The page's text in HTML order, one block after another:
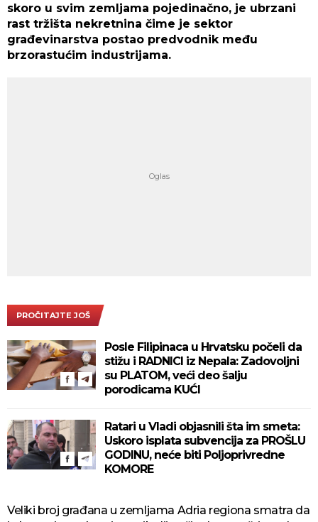
skoro u svim zemljama pojedinačno, je ubrzani
rast tržišta nekretnina čime je sektor
građevinarstva postao predvodnik među
brzorastućim industrijama.
PROČITAJTE JOŠ
Posle Filipinaca u Hrvatsku počeli da
stižu i RADNICI iz Nepala: Zadovoljni
su PLATOM, veći deo šalju
porodicama KUĆI
Ratari u Vladi objasnili šta im smeta:
Uskoro isplata subvencija za PROŠLU
GODINU, neće biti Poljoprivredne
KOMORE
Veliki broj građana u zemljama Adria regiona smatra da